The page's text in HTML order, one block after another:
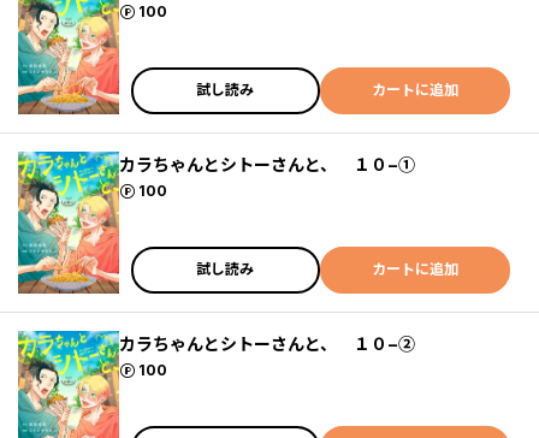
100
ポイント
試し読み カートに追加
カラちゃんとシトーさんと、 １０−①
100
ポイント
試し読み カートに追加
カラちゃんとシトーさんと、 １０−②
100
ポイント